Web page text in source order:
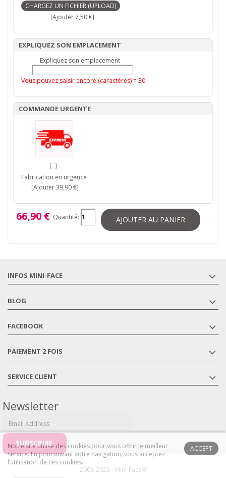
[Ajouter 7,50 €]
EXPLIQUEZ SON EMPLACEMENT
Expliquez son emplacement
Vous pouvez saisir encore (caractéres) =30
COMMANDE URGENTE
Fabrication en urgence
[Ajouter 39,90 €]
66,90 € Quantité: AJOUTER AU PANIER
INFOS MINI-FACE
BLOG
FACEBOOK
PAIEMENT 2 FOIS
SERVICE CLIENT
Newsletter
2008-2023 - Mini-Face®
ACCEPT
Notre site utilise des cookies pour vous offrir le meilleur
service. En poursuivant votre navigation, vous acceptez
l’utilisation de ces cookies.